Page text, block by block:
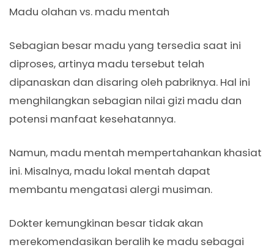
Madu olahan vs. madu mentah
Sebagian besar madu yang tersedia saat ini
diproses, artinya madu tersebut telah
dipanaskan dan disaring oleh pabriknya. Hal ini
menghilangkan sebagian nilai gizi madu dan
potensi manfaat kesehatannya.
Namun, madu mentah mempertahankan khasiat
ini. Misalnya, madu lokal mentah dapat
membantu mengatasi alergi musiman.
Dokter kemungkinan besar tidak akan
merekomendasikan beralih ke madu sebagai